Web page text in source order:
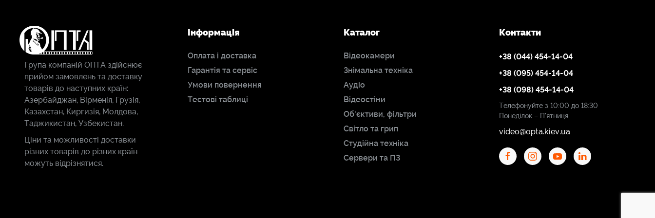
Група компаній ОПТА здійснює
прийом замовлень та доставку
товарів до наступних країн:
Азербайджан, Вірменія, Грузія,
Казахстан, Киргизія, Молдова,
Таджикистан, Узбекистан.
Ціни та можливості доставки
різних товарів до різних країн
можуть відрізнятися.
Інформація
Оплата і доставка
Гарантія та сервіс
Умови повернення
Тестові таблиці
Каталог
Відеокамери
Знімальна техніка
Аудіо
Відеостіни
Об'єктиви, фільтри
Світло та грип
Студійна техніка
Сервери та ПЗ
Контакти
+38 (044) 454-14-04
+38 (095) 454-14-04
+38 (098) 454-14-04
Телефонуйте з 10:00 до 18:30
Понеділок – П'ятниця
video@opta.kiev.ua